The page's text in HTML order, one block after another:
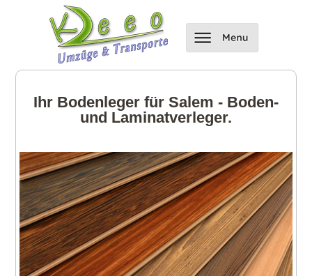
Ihr Bodenleger für Salem - Boden-
und Laminatverleger.